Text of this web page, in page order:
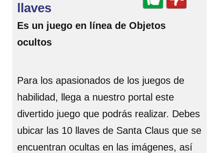
llaves
Es un juego en línea de Objetos
ocultos
Para los apasionados de los juegos de
habilidad, llega a nuestro portal este
divertido juego que podrás realizar. Debes
ubicar las 10 llaves de Santa Claus que se
encuentran ocultas en las imágenes, así